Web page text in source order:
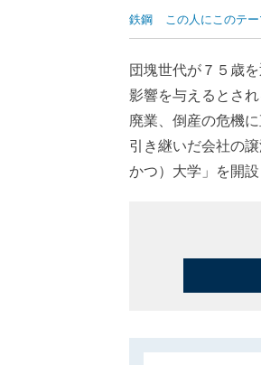
鉄鋼 この人にこのテ
団塊世代が７５歳
影響を与えるとさ
廃業、倒産の危機
引き継いだ会社の
かつ）大学」を開